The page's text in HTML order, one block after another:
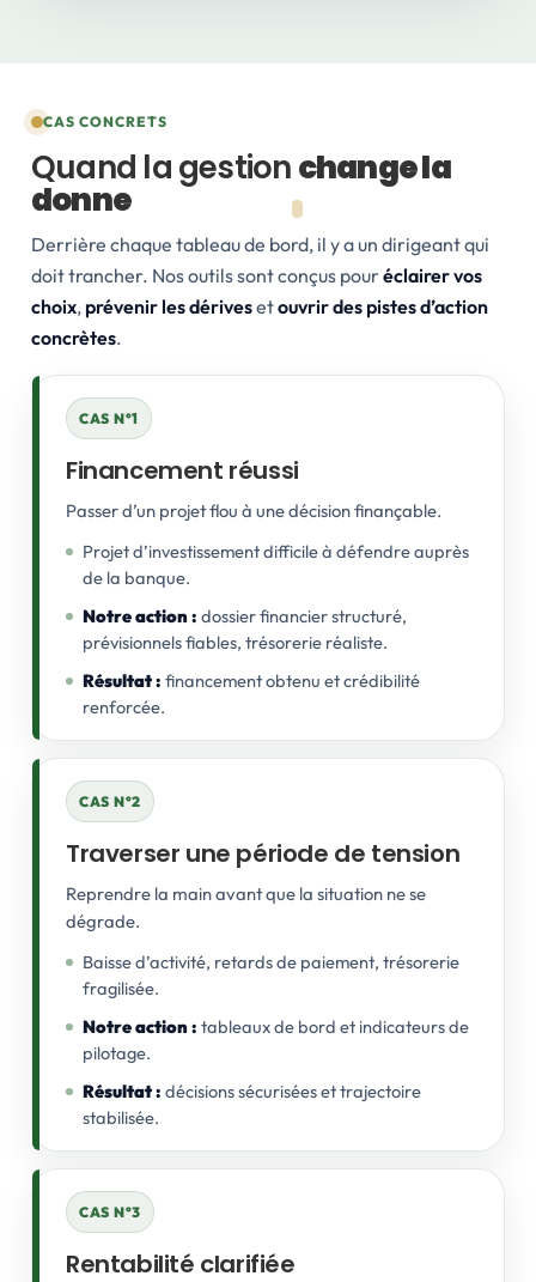
CAS CONCRETS
Quand la gestionchange la
donne
Derrière chaque tableau de bord, il y a un dirigeant qui
doit trancher. Nos outils sont conçus pouréclairer vos
choix, prévenir les dérivesetouvrir des pistes d’action
concrètes.
CAS N°1
Financement réussi
Passer d’un projet flou à une décision finançable.
Projet d’investissement difficile à défendre auprès
de la banque.
Notre action : dossier financier structuré,
prévisionnels fiables, trésorerie réaliste.
Résultat : financement obtenu et crédibilité
renforcée.
CAS N°2
Traverser une période de tension
Reprendre la main avant que la situation ne se
dégrade.
Baisse d’activité, retards de paiement, trésorerie
fragilisée.
Notre action : tableaux de bord et indicateurs de
pilotage.
Résultat : décisions sécurisées et trajectoire
stabilisée.
CAS N°3
Rentabilité clarifiée